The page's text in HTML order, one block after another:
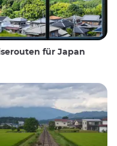
für Japan